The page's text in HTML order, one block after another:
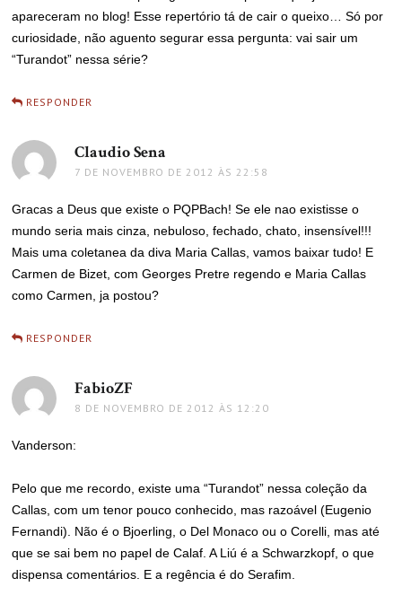
apareceram no blog! Esse repertório tá de cair o queixo… Só por
curiosidade, não aguento segurar essa pergunta: vai sair um
“Turandot” nessa série?
RESPONDER
Claudio Sena
7 DE NOVEMBRO DE 2012 ÀS 22:58
Gracas a Deus que existe o PQPBach! Se ele nao existisse o
mundo seria mais cinza, nebuloso, fechado, chato, insensível!!!
Mais uma coletanea da diva Maria Callas, vamos baixar tudo! E
Carmen de Bizet, com Georges Pretre regendo e Maria Callas
como Carmen, ja postou?
RESPONDER
FabioZF
8 DE NOVEMBRO DE 2012 ÀS 12:20
Vanderson:
Pelo que me recordo, existe uma “Turandot” nessa coleção da
Callas, com um tenor pouco conhecido, mas razoável (Eugenio
Fernandi). Não é o Bjoerling, o Del Monaco ou o Corelli, mas até
que se sai bem no papel de Calaf. A Liú é a Schwarzkopf, o que
dispensa comentários. E a regência é do Serafim.